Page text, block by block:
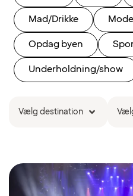
Mad/Drikke
Opdag byen
Underholdning/show
Vælg destination